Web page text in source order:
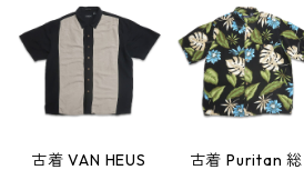
w60807
古着 VAN HEUS
古着 Puritan 総